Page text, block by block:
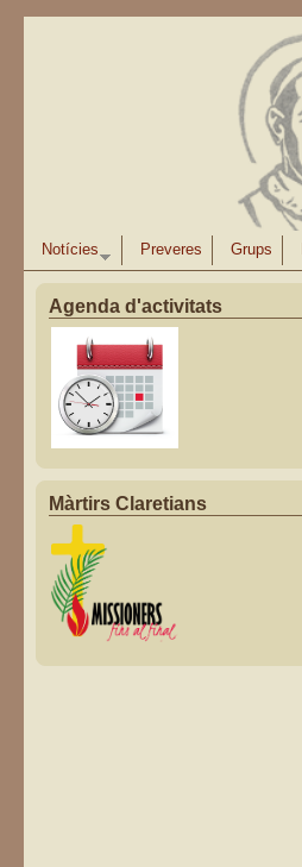
Notícies Preveres Grups
Agenda d'activitats
Màrtirs Claretians